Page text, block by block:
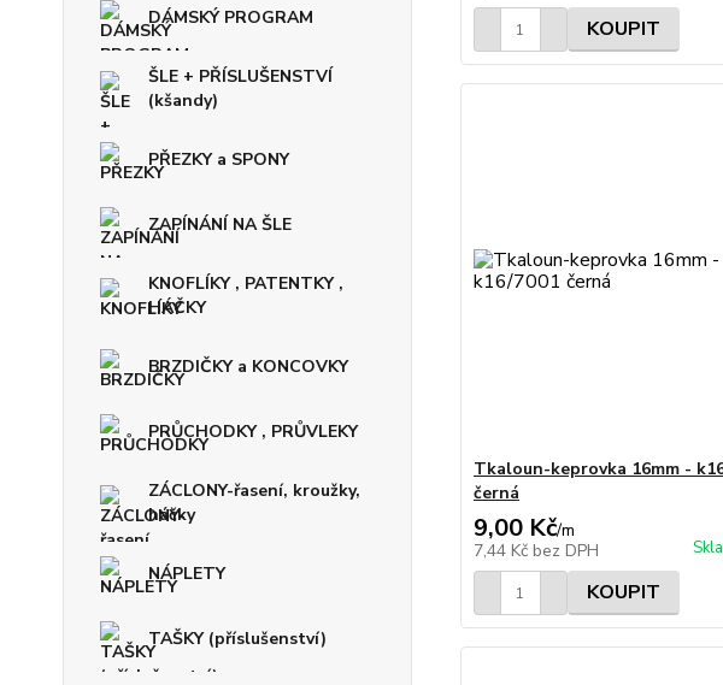
DÁMSKÝ PROGRAM
ŠLE + PŘÍSLUŠENSTVÍ
(kšandy)
PŘEZKY a SPONY
ZAPÍNÁNÍ NA ŠLE
KNOFLÍKY , PATENTKY ,
HÁČKY
BRZDIČKY a KONCOVKY
PRŮCHODKY , PRŮVLEKY
ZÁCLONY-řasení, kroužky,
háčky
NÁPLETY
TAŠKY (příslušenství)
KOUPIT
Tkaloun-keprovka 16mm -
černá
9,00 Kč/m
7,44 Kč bez DPH
KOUPIT